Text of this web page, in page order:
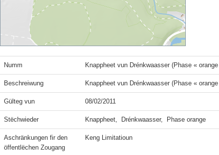
Numm Knappheet vun Drénkwaasser (Phase «
Beschreiwung Knappheet vun Drénkwaasser (Phase «
Gülteg vun 08/02/2011
Stëchwieder Knappheet,  Drénkwaasser,  Phase orange
Aschränkungen fir den
öffentlëchen Zougang
Keng Limitatioun